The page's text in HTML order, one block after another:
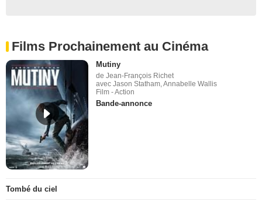
Films Prochainement au Cinéma
Mutiny
de Jean-François Richet
avec Jason Statham, Annabelle Wallis
Film - Action
Bande-annonce
Tombé du ciel